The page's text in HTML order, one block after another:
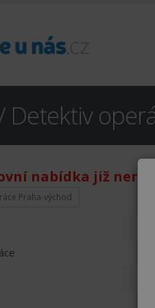
Detektiv
nabídka již není
Praha-východ